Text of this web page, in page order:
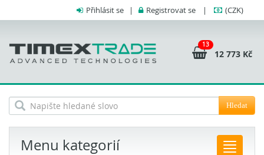
Přihlásit se | Registrovat se | (CZK)
13
12 773 Kč
Hledat
Menu kategorií